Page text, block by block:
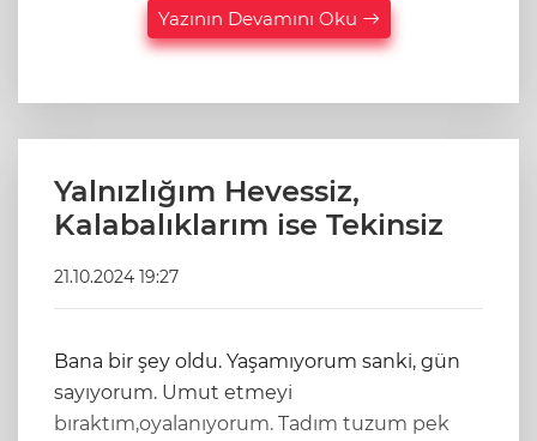
Yazının Devamını Oku
Yalnızlığım Hevessiz,
Kalabalıklarım ise Tekinsiz
21.10.2024 19:27
Bana bir şey oldu. Yaşamıyorum sanki, gün
sayıyorum. Umut etmeyi
bıraktım,oyalanıyorum. Tadım tuzum pek